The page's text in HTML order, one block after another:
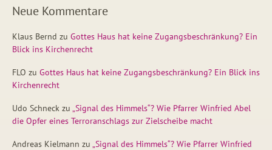
Neue Kommentare
Klaus Bernd zu Gottes Haus hat keine Zugangsbeschränkung? Ein
Blick ins Kirchenrecht
FLO zu Gottes Haus hat keine Zugangsbeschränkung? Ein Blick ins
Kirchenrecht
Udo Schneck zu „Signal des Himmels“? Wie Pfarrer Winfried Abel
die Opfer eines Terroranschlags zur Zielscheibe macht
Andreas Kielmann zu „Signal des Himmels“? Wie Pfarrer Winfried